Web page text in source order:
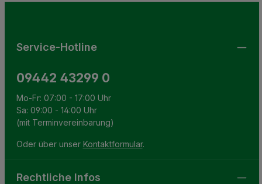
Service-Hotline
09442 43299 0
Mo-Fr: 07:00 - 17:00 Uhr
Sa: 09:00 - 14:00 Uhr
(mit Terminvereinbarung)
Oder über unser Kontaktformular.
Rechtliche Infos